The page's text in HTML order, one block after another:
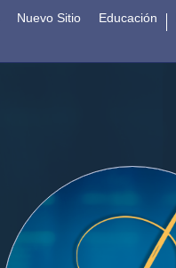
Nuevo Sitio Educación